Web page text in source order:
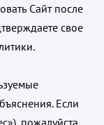
Сайт после
свое
Если
пожалуйста,